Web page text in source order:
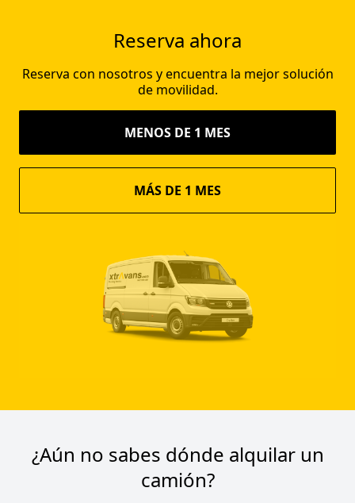
Reserva ahora
Reserva con nosotros y encuentra la mejor solución
de movilidad.
MENOS DE 1 MES
MÁS DE 1 MES
¿Aún no sabes dónde alquilar un
camión?